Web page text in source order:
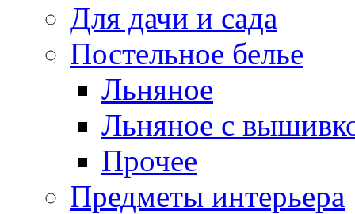
Для дачи и сада
Постельное белье
Льняное
Льняное с
Прочее
Предметы интерьера